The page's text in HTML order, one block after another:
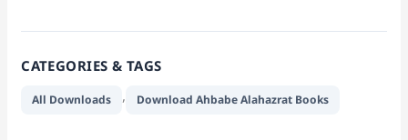
CATEGORIES & TAGS
All Downloads , Download Ahbabe Alahazrat Books